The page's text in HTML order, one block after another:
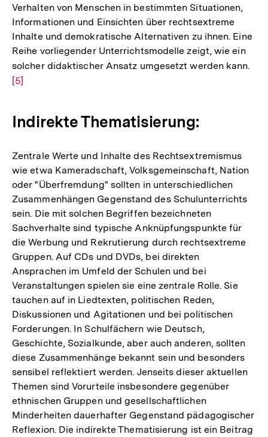
Verhalten von Menschen in bestimmten Situationen,
Informationen und Einsichten über rechtsextreme
Inhalte und demokratische Alternativen zu ihnen. Eine
Reihe vorliegender Unterrichtsmodelle zeigt, wie ein
solcher didaktischer Ansatz umgesetzt werden kann.
[5]
Indirekte Thematisierung:
Zentrale Werte und Inhalte des Rechtsextremismus
wie etwa Kameradschaft, Volksgemeinschaft, Nation
oder "Überfremdung" sollten in unterschiedlichen
Zusammenhängen Gegenstand des Schulunterrichts
sein. Die mit solchen Begriffen bezeichneten
Sachverhalte sind typische Anknüpfungspunkte für
die Werbung und Rekrutierung durch rechtsextreme
Gruppen. Auf CDs und DVDs, bei direkten
Ansprachen im Umfeld der Schulen und bei
Veranstaltungen spielen sie eine zentrale Rolle. Sie
tauchen auf in Liedtexten, politischen Reden,
Diskussionen und Agitationen und bei politischen
Forderungen. In Schulfächern wie Deutsch,
Geschichte, Sozialkunde, aber auch anderen, sollten
diese Zusammenhänge bekannt sein und besonders
sensibel reflektiert werden. Jenseits dieser aktuellen
Themen sind Vorurteile insbesondere gegenüber
ethnischen Gruppen und gesellschaftlichen
Minderheiten dauerhafter Gegenstand pädagogischer
Reflexion. Die indirekte Thematisierung ist ein Beitrag